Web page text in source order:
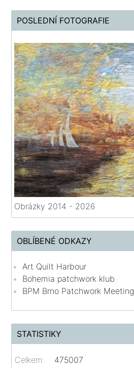
POSLEDNÍ FOTOGRAFIE
Obrázky 2014 - 2026
OBLÍBENÉ ODKAZY
Art Quilt Harbour
Bohemia patchwork klub
BPM Brno Patchwork Meeting
STATISTIKY
Celkem:
475007